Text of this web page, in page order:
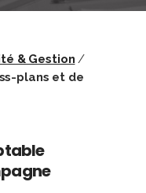
& Gestion /
plans et de